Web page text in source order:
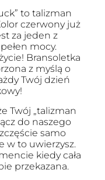
to talizman
czerwony już
za jeden z
mocy.
Bransoletka
z myślą o
Twój dzień
Twój „talizman
do naszego
samo
w to uwierzysz.
kiedy cała
przekazana.